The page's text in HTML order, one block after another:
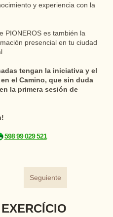
y experiencia con la
PIONEROS es también la
presencial en tu ciudad
tengan la iniciativa y el
el Camino, que sin duda
la primera sesión de
598 99 029 521
Seguiente